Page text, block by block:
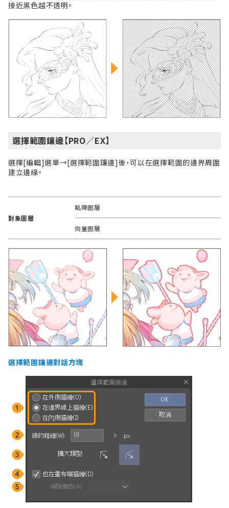
接近黑色越不透明。
選擇範圍鑲邊【PRO／EX】
選擇[編輯]選單→[選擇範圍鑲邊]後，可以在選擇範圍的邊界周圍
建立邊緣。
對象圖層
點陣圖層
向量圖層
選擇範圍鑲邊對話方塊